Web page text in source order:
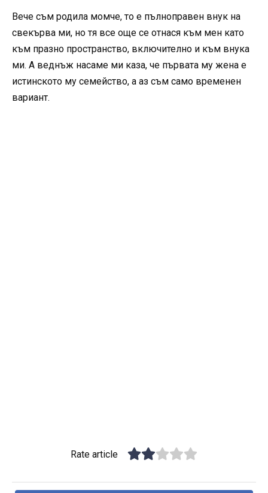
Вече съм родила момче, то е пълноправен внук на
свекърва ми, но тя все още се отнася към мен като
към празно пространство, включително и към внука
ми. А веднъж насаме ми каза, че първата му жена е
истинското му семейство, а аз съм само временен
вариант.
Rate article